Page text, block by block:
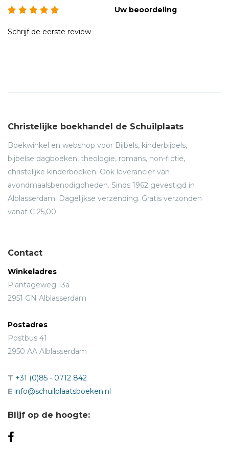
Uw beoordeling
Schrijf de eerste review
Christelijke boekhandel de Schuilplaats
Boekwinkel en webshop voor Bijbels, kinderbijbels,
bijbelse dagboeken, theologie, romans, non-fictie,
christelijke kinderboeken. Ook leverancier van
avondmaalsbenodigdheden. Sinds 1962 gevestigd in
Alblasserdam. Dagelijkse verzending. Gratis verzonden
vanaf € 25,00.
Contact
Winkeladres
Plantageweg 13a
2951 GN Alblasserdam
Postadres
Postbus 41
2950 AA Alblasserdam
T +31 (0)85 - 0712 842
E info@schuilplaatsboeken.nl
Blijf op de hoogte: